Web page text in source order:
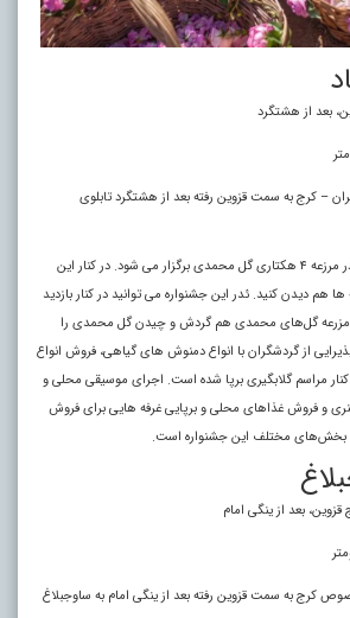
بعد از هشتگرد
– کرج به سمت قزوین رفته بعد از هشتگرد تابلوی
جشنواره گلاب گیری نظرآباد در مرزعه ۴ هکتاری گل محمدی برگزار می شود. در کنار این
ها هم دیدن کنید. ئدر این جشنواره می توانید در کنار بازدید
مزرعه گل‌های محمدی هم گردش و چیدن گل محمدی را
از گردشگران با انواع دمنوش های گیاهی، فروش انواع
مراسم گلابگیری برپا شده است. اجرای موسیقی محلی و
و فروش غذاهای محلی و برپایی غرفه هایی برای فروش
بخش‌های مختلف این جشنواره است.
بعد از ینگی امام
کرج به سمت قزوین رفته بعد از ینگی امام به ساوجبلاغ